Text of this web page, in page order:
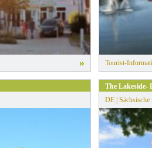
» Tourist-
The Lakeside-
DE | Sächsische